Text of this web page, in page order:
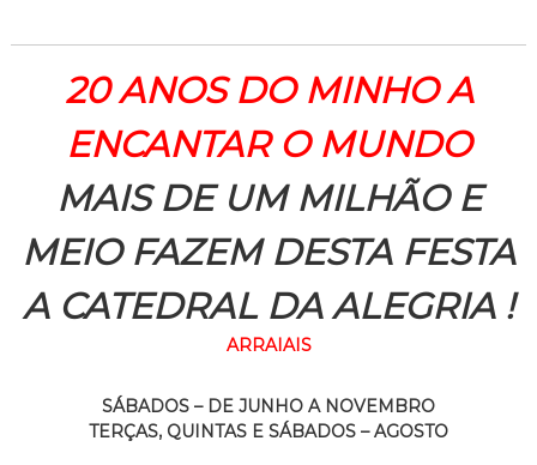
20 ANOS DO MINHO A
ENCANTAR O MUNDO
MAIS DE UM MILHÃO E
MEIO FAZEM DESTA FESTA
A CATEDRAL DA ALEGRIA !
ARRAIAIS
SÁBADOS – DE JUNHO A NOVEMBRO
TERÇAS, QUINTAS E SÁBADOS – AGOSTO